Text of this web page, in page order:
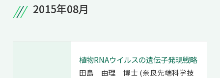
2015年08月
植物RNAウイルスの遺伝子発現戦略
田島 由理 博士 (奈良先端科学技